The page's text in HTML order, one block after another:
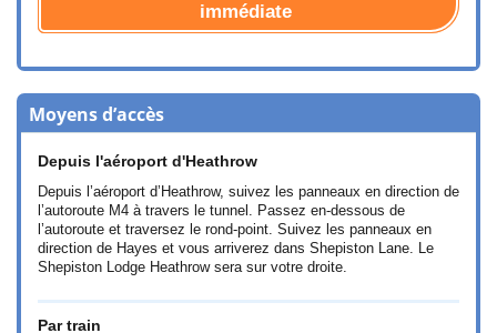
immédiate
Moyens d’accès
Depuis l'aéroport d'Heathrow
Depuis l’aéroport d’Heathrow, suivez les panneaux en direction de
l’autoroute M4 à travers le tunnel. Passez en-dessous de
l’autoroute et traversez le rond-point. Suivez les panneaux en
direction de Hayes et vous arriverez dans Shepiston Lane. Le
Shepiston Lodge Heathrow sera sur votre droite.
Par train